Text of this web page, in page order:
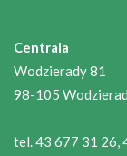
Centrala
Wodzierady 81
98-105
tel. 43 677 31 26,